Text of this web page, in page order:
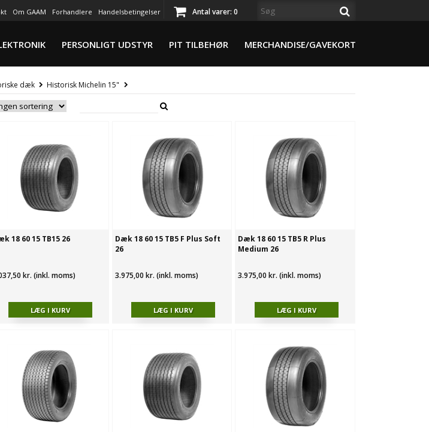
Om GAAM Forhandlere Handelsbetingelser Antal varer: 0
PERSONLIGT UDSTYR PIT TILBEHØR MERCHANDISE/GAVEKORT
dæk Historisk Michelin 15"
18 60 15 TB15 26
kr. (inkl. moms)
Dæk 18 60 15 TB5 F Plus Soft
26
3.975,00 kr. (inkl. moms)
Dæk 18 60 15 TB5 R Plus
Medium 26
3.975,00 kr. (inkl. moms)